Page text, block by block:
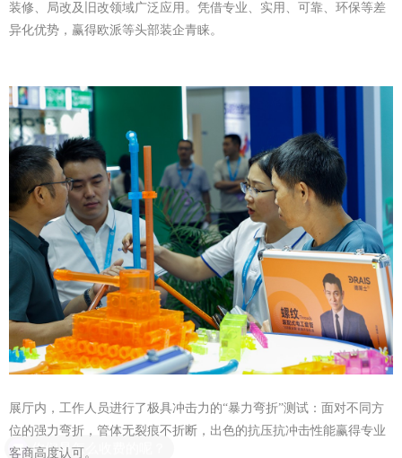
装修、局改及旧改领域广泛应用。凭借专业、实用、可靠、环保等差
异化优势，赢得欧派等头部装企青睐。
展厅内，工作人员进行了极具冲击力的“暴力弯折”测试： 面对不同方
位的强力弯折，管体无裂痕不折断，出色的抗压抗冲击性能赢得专业
客商高度认可。